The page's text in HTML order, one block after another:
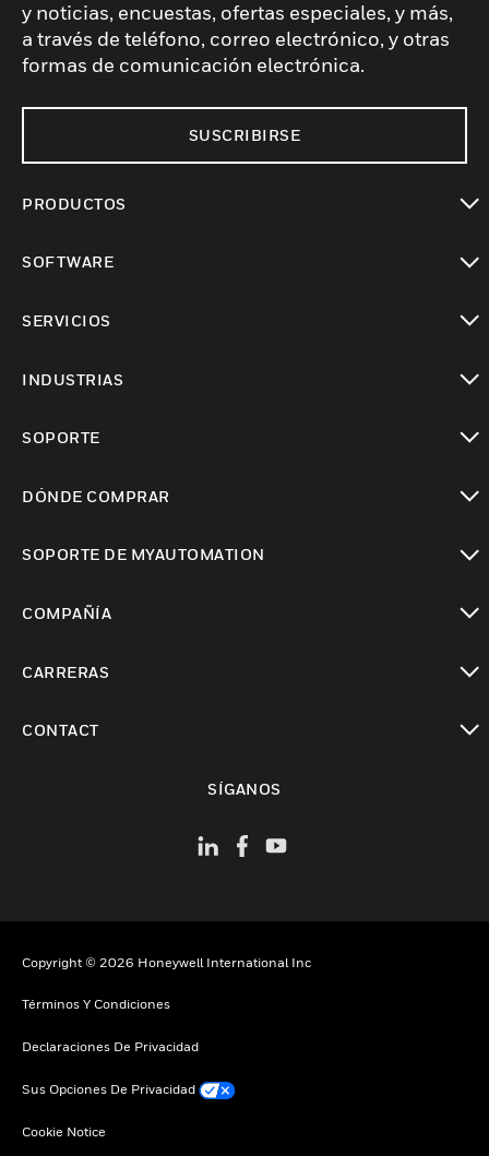
y noticias, encuestas, ofertas especiales, y más,
a través de teléfono, correo electrónico, y otras
formas de comunicación electrónica.
SUSCRIBIRSE
PRODUCTOS
SOFTWARE
SERVICIOS
INDUSTRIAS
SOPORTE
DÓNDE COMPRAR
SOPORTE DE MYAUTOMATION
COMPAÑÍA
CARRERAS
CONTACT
SÍGANOS
Copyright © 2026 Honeywell International Inc
Términos Y Condiciones
Declaraciones De Privacidad
Sus Opciones De Privacidad
Cookie Notice